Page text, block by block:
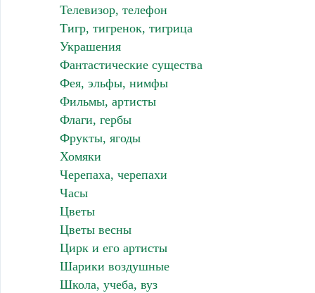
Телевизор, телефон
Тигр, тигренок, тигрица
Украшения
Фантастические существа
Фея, эльфы, нимфы
Фильмы, артисты
Флаги, гербы
Фрукты, ягоды
Хомяки
Черепаха, черепахи
Часы
Цветы
Цветы весны
Цирк и его артисты
Шарики воздушные
Школа, учеба, вуз